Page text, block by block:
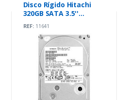
Disco Rígido Hitachi
320GB SATA 3.5''
REF:11641